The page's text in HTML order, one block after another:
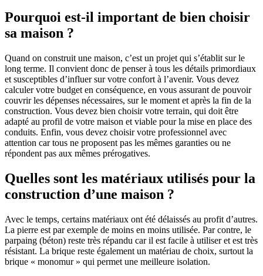
Pourquoi est-il important de bien choisir
sa maison ?
Quand on construit une maison, c’est un projet qui s’établit sur le
long terme. Il convient donc de penser à tous les détails primordiaux
et susceptibles d’influer sur votre confort à l’avenir. Vous devez
calculer votre budget en conséquence, en vous assurant de pouvoir
couvrir les dépenses nécessaires, sur le moment et après la fin de la
construction. Vous devez bien choisir votre terrain, qui doit être
adapté au profil de votre maison et viable pour la mise en place des
conduits. Enfin, vous devez choisir votre professionnel avec
attention car tous ne proposent pas les mêmes garanties ou ne
répondent pas aux mêmes prérogatives.
Quelles sont les matériaux utilisés pour la
construction d’une maison ?
Avec le temps, certains matériaux ont été délaissés au profit d’autres.
La pierre est par exemple de moins en moins utilisée. Par contre, le
parpaing (béton) reste très répandu car il est facile à utiliser et est très
résistant. La brique reste également un matériau de choix, surtout la
brique « monomur » qui permet une meilleure isolation.